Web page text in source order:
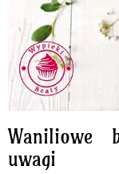
Waniliowe
uwagi